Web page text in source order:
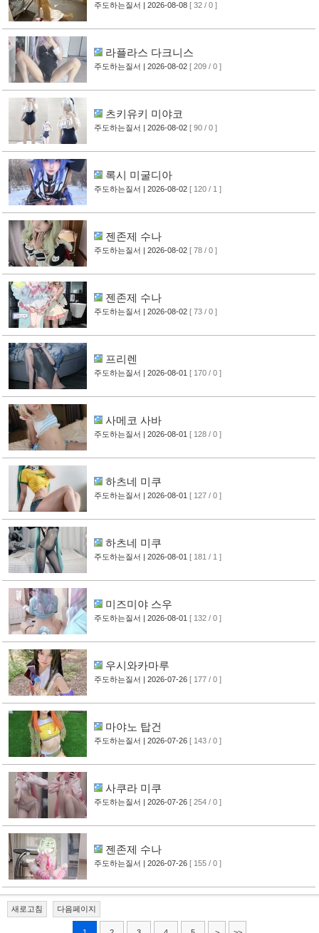
주도하는질서 | 2026-08-08 [ 32 / 0 ]
라플라스 다크니스
주도하는질서 | 2026-08-02 [ 209 / 0 ]
츠키유키 미야코
주도하는질서 | 2026-08-02 [ 90 / 0 ]
록시 미굴디아
주도하는질서 | 2026-08-02 [ 120 / 1 ]
젠존제 수나
주도하는질서 | 2026-08-02 [ 78 / 0 ]
젠존제 수나
주도하는질서 | 2026-08-02 [ 73 / 0 ]
프리렌
주도하는질서 | 2026-08-01 [ 170 / 0 ]
사메코 사바
주도하는질서 | 2026-08-01 [ 128 / 0 ]
하츠네 미쿠
주도하는질서 | 2026-08-01 [ 127 / 0 ]
하츠네 미쿠
주도하는질서 | 2026-08-01 [ 181 / 1 ]
미즈미야 스우
주도하는질서 | 2026-08-01 [ 132 / 0 ]
우시와카마루
주도하는질서 | 2026-07-26 [ 177 / 0 ]
마야노 탑건
주도하는질서 | 2026-07-26 [ 143 / 0 ]
사쿠라 미쿠
주도하는질서 | 2026-07-26 [ 254 / 0 ]
젠존제 수나
주도하는질서 | 2026-07-26 [ 155 / 0 ]
새로고침 다음페이지